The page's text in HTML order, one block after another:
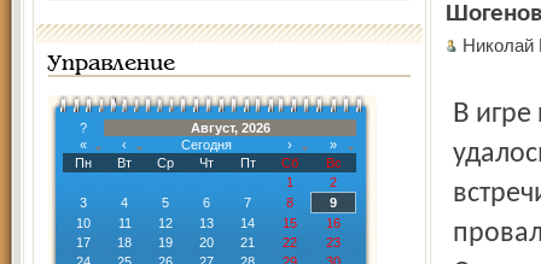
Управление
?
Август, 2026
«
‹ Сегодня ›
»
Пн
Вт Ср Чт Пт Сб
Вс
1
2
3
4 5 6 7 8
9
10
11 12 13 14 15
16
17
18 19 20 21 22
23
В игре против «Спартака» из Нальчика ярославцам